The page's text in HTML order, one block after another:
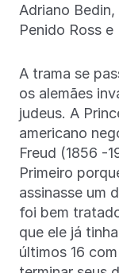
Adriano
Penido Ross e
A trama se
os alemães
judeus. A
americano
Freud (1856 -
Primeiro
assinasse um
foi bem
que ele já
últimos 16